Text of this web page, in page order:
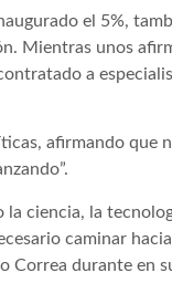
el 5%,
Mientras unos
a
afirmando que
la ciencia, la
caminar
Correa durante en